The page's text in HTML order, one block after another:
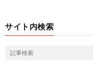
サイト内検索